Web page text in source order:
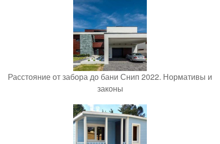
Расстояние от забора до бани Снип 2022. Нормативы и
законы